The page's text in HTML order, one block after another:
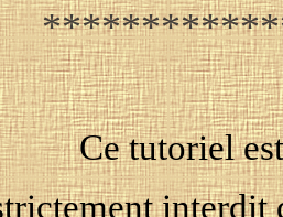
Ce tutoriel
interdit